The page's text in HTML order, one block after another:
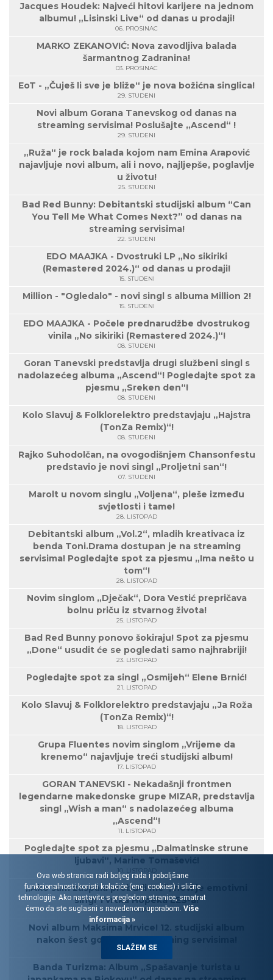
Jacques Houdek: Najveći hitovi karijere na jednom
albumu! „Lisinski Live“ od danas u prodaji!
06. PROSINAC
MARKO ZEKANOVIĆ: Nova zavodljiva balada
šarmantnog Zadranina!
03. PROSINAC
EoT - „Čuješ li sve je bliže“ je nova božićna singlica!
29. STUDENI
Novi album Gorana Tanevskog od danas na
streaming servisima! Poslušajte „Ascend“ !
29. STUDENI
„Ruža“ je rock balada kojom nam Emina Arapović
najavljuje novi album, ali i novo, najljepše, poglavlje
u životu!
25. STUDENI
Bad Red Bunny: Debitantski studijski album “Can
You Tell Me What Comes Next?” od danas na
streaming servisima!
22. STUDENI
EDO MAAJKA - Dvostruki LP „No sikiriki
(Remastered 2024.)“ od danas u prodaji!
15. STUDENI
Million - "Ogledalo" - novi singl s albuma Million 2!
15. STUDENI
EDO MAAJKA - Počele prednarudžbe dvostrukog
vinila „No sikiriki (Remastered 2024.)“!
08. STUDENI
Goran Tanevski predstavlja drugi službeni singl s
nadolazećeg albuma „Ascend“! Pogledajte spot za
pjesmu „Sreken den“!
08. STUDENI
Kolo Slavuj & Folklorelektro predstavjaju „Hajstra
(TonZa Remix)“!
08. STUDENI
Rajko Suhodolčan, na ovogodišnjem Chansonfestu
predstavio je novi singl „Proljetni san“!
07. STUDENI
Marolt u novom singlu „Voljena“, pleše između
svjetlosti i tame!
28. LISTOPAD
Debitantski album „Vol.2“, mladih kreativaca iz
benda Toni.Drama dostupan je na streaming
servisima! Pogledajte spot za pjesmu „Ima nešto u
tom“!
28. LISTOPAD
Novim singlom „Dječak“, Dora Vestić prepričava
bolnu priču iz stvarnog života!
25. LISTOPAD
Bad Red Bunny ponovo šokiraju! Spot za pjesmu
„Done“ usudit će se pogledati samo najhrabriji!
23. LISTOPAD
Pogledajte spot za singl „Osmijeh“ Elene Brnić!
21. LISTOPAD
Kolo Slavuj & Folklorelektro predstavjaju „Ja Roža
(TonZa Remix)“!
18. LISTOPAD
Grupa Fluentes novim singlom „Vrijeme da
krenemo“ najavljuje treći studijski album!
17. LISTOPAD
GORAN TANEVSKI - Nekadašnji frontmen
legendarne makedonske grupe MIZAR, predstavlja
singl „Wish a man“ s nadolazećeg albuma
„Ascend“!
11. LISTOPAD
Pogledajte spot za pjesmu „Dalmatinske strune
ljubavi“, Marine Tomašević!
10. LISTOPAD
„Ako sam zaspala probudi me“, novi je emotivni
singl Tvrtka Hopeka LES-a!
30. RUJAN
Novi album Maksima Mrvice! 12. studijski album
nakon šest godina, na streaming servisima!
27. RUJAN
Banda Turizma: Album „Spašavanje turista u
Ova web stranica radi boljeg rada i poboljšane
funkcionalnosti koristi kolačiće (eng. cookies) i slične
tehnologije. Ako nastavite s pregledom stranice, smatrat
ćemo da ste suglasni s navedenom uporabom. Više
informacija »
SLAŽEM SE